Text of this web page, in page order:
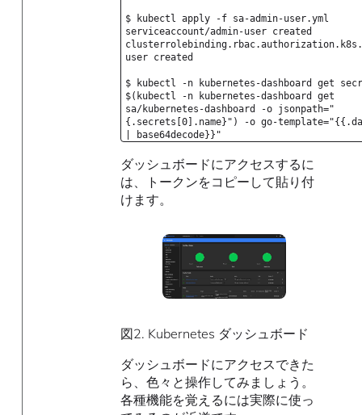
$ kubectl apply -f sa-admin-user.yml
serviceaccount/admin-user created
user created
$ kubectl -n kubernetes-dashboard get
$(kubectl -n kubernetes-dashboard get
sa/kubernetes-dashboard -o jsonpath="
{.secrets[0].name}") -o go-
| base64decode}}"
ダッシュボードにアクセスするに
は、トークンをコピーして貼り付
けます。
図2. Kubernetes ダッシュボード
ダッシュボードにアクセスできた
ら、色々と操作してみましょう。
各種機能を覚えるには実際に使っ